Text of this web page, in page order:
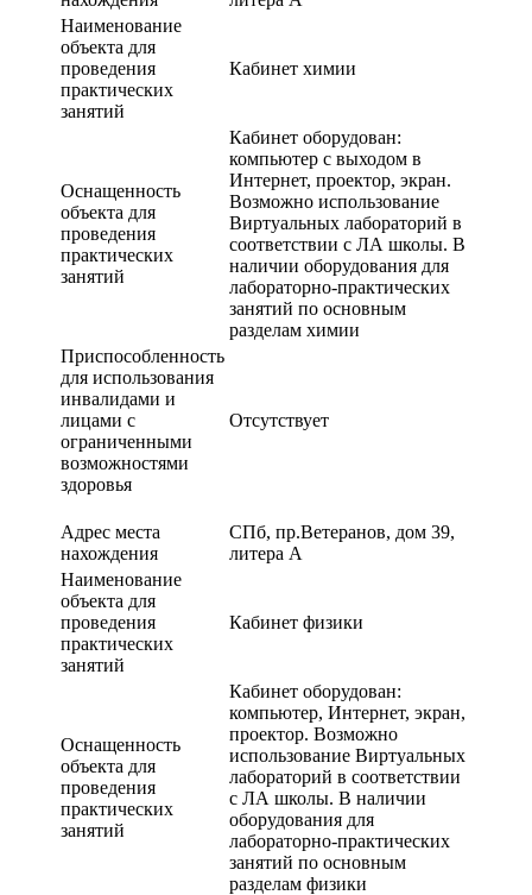
Наименование
объекта для
проведения
практических
занятий
Кабинет химии
Оснащенность
объекта для
проведения
практических
занятий
Кабинет оборудован:
компьютер с выходом в
Интернет, проектор, экран.
Возможно использование
Виртуальных лабораторий в
соответствии с ЛА школы. В
наличии оборудования для
лабораторно-практических
занятий по основным
разделам химии
Приспособленность
для использования
инвалидами и
лицами с
ограниченными
возможностями
здоровья
Отсутствует
Адрес места
нахождения
СПб, пр.Ветеранов, дом 39,
литера А
Наименование
объекта для
проведения
практических
занятий
Кабинет физики
Оснащенность
объекта для
проведения
практических
занятий
Кабинет оборудован:
компьютер, Интернет, экран,
проектор. Возможно
использование Виртуальных
лабораторий в соответствии
с ЛА школы. В наличии
оборудования для
лабораторно-практических
занятий по основным
разделам физики